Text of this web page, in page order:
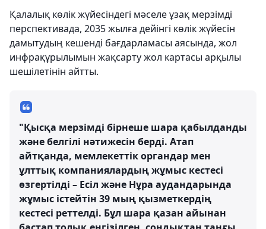
Қалалық көлік жүйесіндегі мәселе ұзақ мерзімді
перспективада, 2035 жылға дейінгі көлік жүйесін
дамытудың кешенді бағдарламасы аясында, жол
инфрақұрылымын жақсарту жол картасы арқылы
шешілетінін айтты.
"Қысқа мерзімді бірнеше шара қабылданды
және белгілі нәтижесін берді. Атап
айтқанда, мемлекеттік органдар мен
ұлттық компаниялардың жұмыс кестесі
өзгертілді – Есіл және Нұра аудандарында
жұмыс істейтін 39 мың қызметкердің
кестесі реттелді. Бұл шара қазан айынан